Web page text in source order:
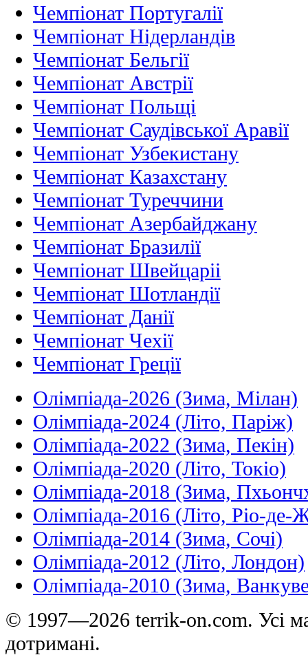
Чемпіонат Португалії
Чемпіонат Нідерландiв
Чемпіонат Бельгії
Чемпіонат Австрії
Чемпіонат Польщі
Чемпіонат Саудівської Аравії
Чемпіонат Узбекистану
Чемпіонат Казахстану
Чемпіонат Туреччини
Чемпіонат Азербайджану
Чемпіонат Бразилії
Чемпіонат Швейцаріі
Чемпіонат Шотландії
Чемпіонат Данії
Чемпіонат Чехії
Чемпіонат Греції
Олімпіада-2026 (Зима, Мілан)
Олімпіада-2024 (Літо, Паріж)
Олімпіада-2022 (Зима, Пекін)
Олімпіада-2020 (Літо, Токіо)
Олімпіада-2018 (Зима,
Олімпіада-2016 (Літо, Ріо-де-
Олімпіада-2014 (Зима, Сочі)
Олімпіада-2012 (Літо, Лондон)
Олімпіада-2010 (Зима,
© 1997—2026 terrik-on.com. Усі
дотримані.